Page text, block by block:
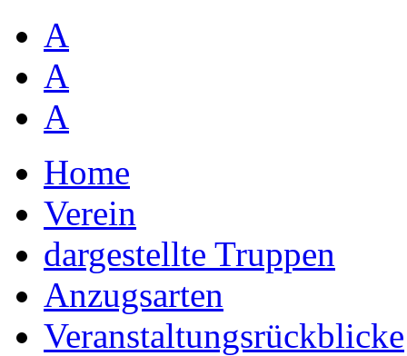
A
A
A
Home
Verein
dargestellte Truppen
Anzugsarten
Veranstaltungsrückblicke